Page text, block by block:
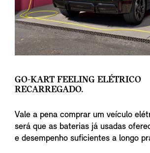
GO-KART FEELING ELÉTRICO
RECARREGADO.
Vale a pena comprar um veículo
será que as baterias já usadas
e desempenho suficientes a longo